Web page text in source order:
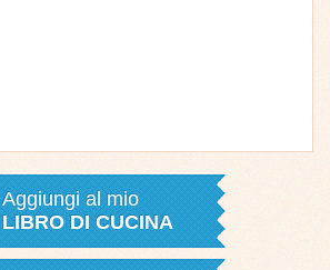
Aggiungi al mio
LIBRO DI CUCINA